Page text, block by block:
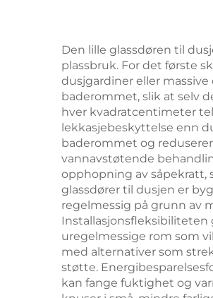
Den lille glassdøren til
plassbruk. For det første
dusjgardiner eller
baderommet, slik at selv
hver kvadratcentimeter
lekkasjebeskyttelse enn
baderommet og
vannavstøtende
opphopning av såpekratt,
glassdører til dusjen er
regelmessig på grunn av
Installasjonsfleksibiliteten
uregelmessige rom som
med alternativer som
støtte.
kan fange fuktighet og